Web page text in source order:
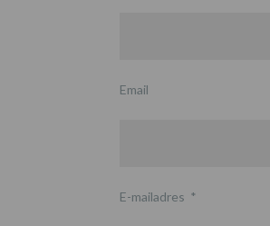
Email
E-mailadres *